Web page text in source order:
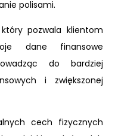
polisami.
pozwala klientom
dane finansowe
do bardziej
i zwiększonej
cech fizycznych